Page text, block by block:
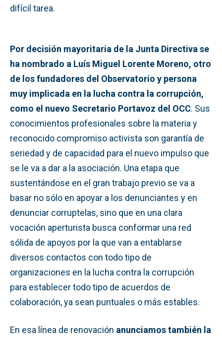
difícil tarea.
Por decisión mayoritaria de la Junta Directiva se
ha nombrado a Luís Miguel Lorente Moreno, otro
de los fundadores del Observatorio y persona
muy implicada en la lucha contra la corrupción,
como el nuevo Secretario Portavoz del OCC. Sus
conocimientos profesionales sobre la materia y
reconocido compromiso activista son garantía de
seriedad y de capacidad para el nuevo impulso que
se le va a dar a la asociación. Una etapa que
sustentándose en el gran trabajo previo se va a
basar no sólo en apoyar a los denunciantes y en
denunciar corruptelas, sino que en una clara
vocación aperturista busca conformar una red
sólida de apoyos por la que van a entablarse
diversos contactos con todo tipo de
organizaciones en la lucha contra la corrupción
para establecer todo tipo de acuerdos de
colaboración, ya sean puntuales o más estables.
En esa línea de renovación anunciamos también la